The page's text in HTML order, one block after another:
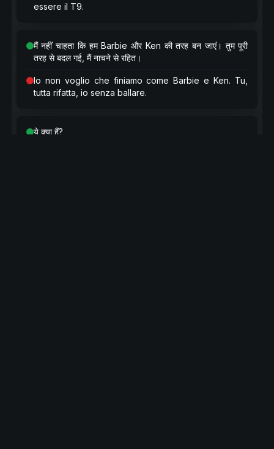
essere il T9.
मैं नहीं चाहता कि हम Barbie और Ken की तरह बन जाएं। तुम पूरी
तरह से बदल गई, मैं नाचने से रहित।
Io non voglio che finiamo come Barbie e Ken. Tu,
tutta rifatta, io senza ballare.
ये क्या हैं?